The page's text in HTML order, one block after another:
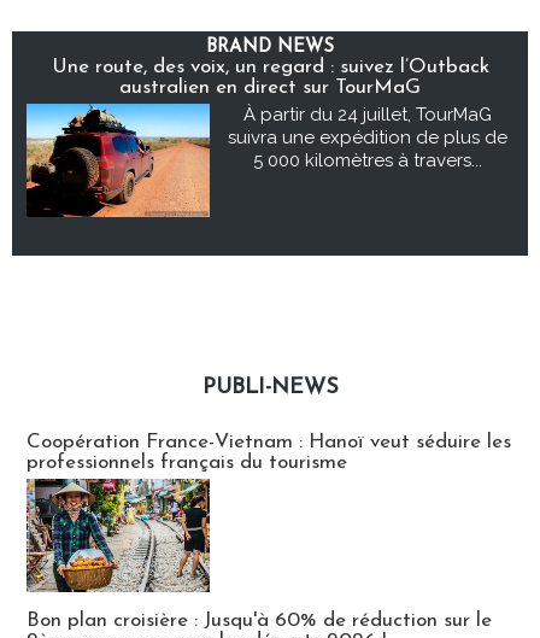
BRAND NEWS
Une route, des voix, un regard : suivez l’Outback
australien en direct sur TourMaG
À partir du 24 juillet, TourMaG
suivra une expédition de plus de
5 000 kilomètres à travers...
PUBLI-NEWS
Coopération France-Vietnam : Hanoï veut séduire les
professionnels français du tourisme
Bon plan croisière : Jusqu'à 60% de réduction sur le